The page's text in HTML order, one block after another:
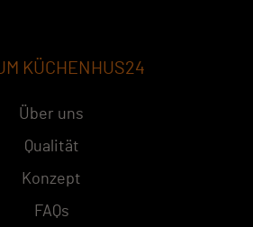
KÜCHENHUS24
Über uns
Qualität
Konzept
FAQs